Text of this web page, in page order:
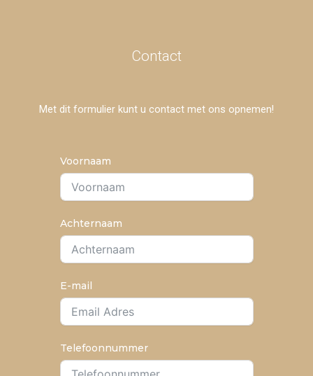
Contact
Met dit formulier kunt u contact met ons opnemen!
Voornaam
Achternaam
E-mail
Telefoonnummer